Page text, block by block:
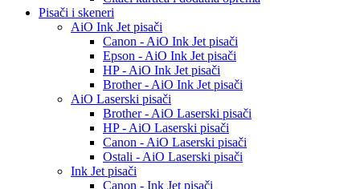
Pisači i skeneri
AiO Ink Jet pisači
Canon - AiO Ink Jet pisači
Epson - AiO Ink Jet pisači
HP - AiO Ink Jet pisači
Brother - AiO Ink Jet pisači
AiO Laserski pisači
Brother - AiO Laserski pisači
HP - AiO Laserski pisači
Canon - AiO Laserski pisači
Ostali - AiO Laserski pisači
Ink Jet pisači
Canon - Ink Jet pisači